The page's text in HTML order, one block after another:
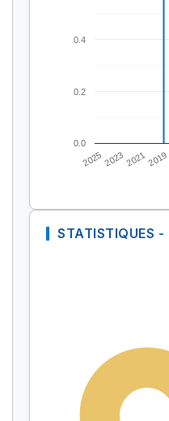
2025202320212019
0.0
0.2
0.4
STATISTIQUES -